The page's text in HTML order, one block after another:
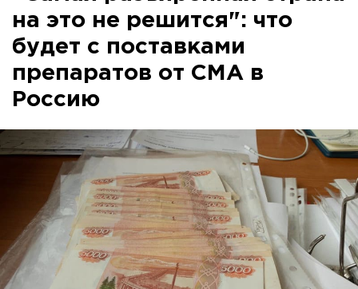
на это не решится": что
будет с поставками
препаратов от СМА в
Россию